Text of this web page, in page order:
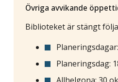
Övriga avvikande
Biblioteket är stängt
Planeringsdag: